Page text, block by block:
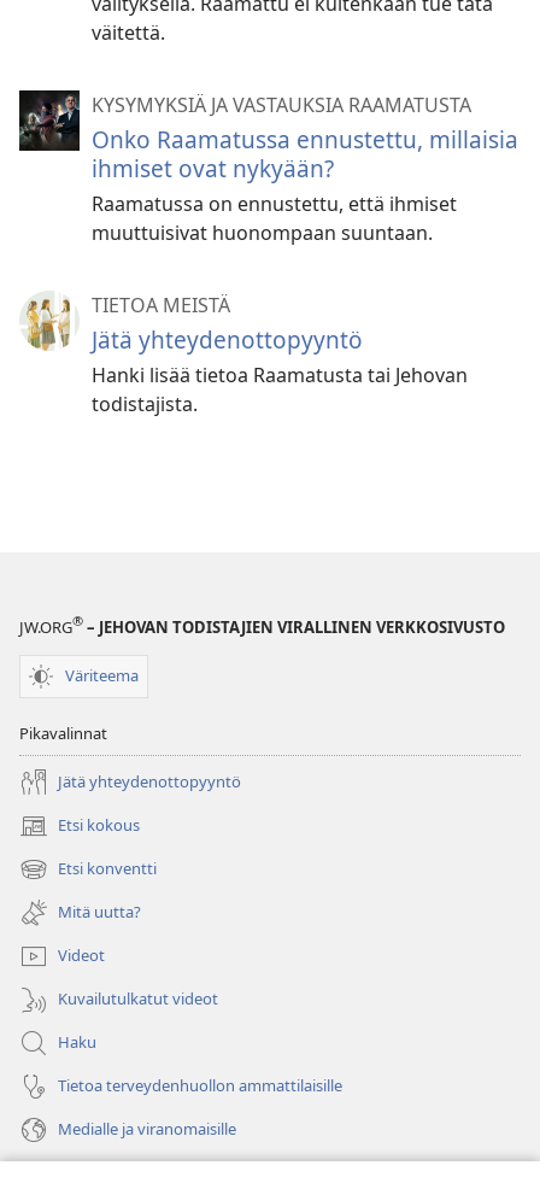
väitettä.
KYSYMYKSIÄ JA VASTAUKSIA RAAMATUSTA
Onko Raamatussa ennustettu, millaisia
ihmiset ovat nykyään?
Raamatussa on ennustettu, että ihmiset
muuttuisivat huonompaan suuntaan.
TIETOA MEISTÄ
Jätä yhteydenottopyyntö
Hanki lisää tietoa Raamatusta tai Jehovan
todistajista.
JW.ORG® – JEHOVAN TODISTAJIEN VIRALLINEN VERKKOSIVUSTO
Väriteema
Pikavalinnat
Jätä yhteydenottopyyntö
Etsi kokous
(avaa
uuden
ikkunan)
Etsi konventti
(avaa
uuden
ikkunan)
Mitä uutta?
Videot
Kuvailutulkatut videot
Haku
Tietoa terveydenhuollon ammattilaisille
Medialle ja viranomaisille